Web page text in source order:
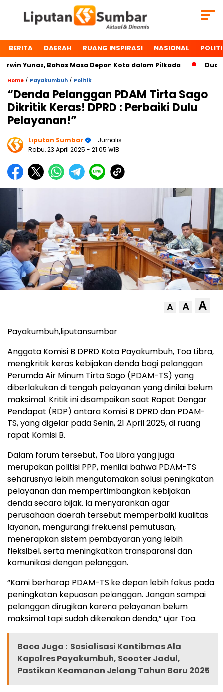
BERITA DAERAH RUANG INSPIRASI NASIONAL
Yunaz, Bahas Masa Depan Kota dalam Pilkada Dua
Home / Payakumbuh / Politik
“Denda Pelanggan PDAM Tirta Sago
Dikritik Keras! DPRD : Perbaiki Dulu
Pelayanan!”
Liputan Sumbar
- Jurnalis
Rabu, 23 April 2025 - 21:05 WIB
A A A
Payakumbuh,liputansumbar
Anggota Komisi B DPRD Kota Payakumbuh, Toa Libra,
mengkritik keras kebijakan denda bagi pelanggan
Perumda Air Minum Tirta Sago (PDAM-TS) yang
diberlakukan di tengah pelayanan yang dinilai belum
maksimal. Kritik ini disampaikan saat Rapat Dengar
Pendapat (RDP) antara Komisi B DPRD dan PDAM-
TS, yang digelar pada Senin, 21 April 2025, di ruang
rapat Komisi B.
Dalam forum tersebut, Toa Libra yang juga
merupakan politisi PPP, menilai bahwa PDAM-TS
seharusnya lebih mengutamakan solusi peningkatan
pelayanan dan mempertimbangkan kebijakan
denda secara bijak. Ia menyarankan agar
perusahaan daerah tersebut memperbaiki kualitas
layanan, mengurangi frekuensi pemutusan,
menerapkan sistem pembayaran yang lebih
fleksibel, serta meningkatkan transparansi dan
komunikasi dengan pelanggan.
“Kami berharap PDAM-TS ke depan lebih fokus pada
peningkatan kepuasan pelanggan. Jangan sampai
pelanggan dirugikan karena pelayanan belum
maksimal tapi sudah dikenakan denda,” ujar Toa.
Baca Juga : Sosialisasi Kantibmas Ala
Kapolres Payakumbuh, Scooter Jadul,
Pastikan Keamanan Jelang Tahun Baru 2025